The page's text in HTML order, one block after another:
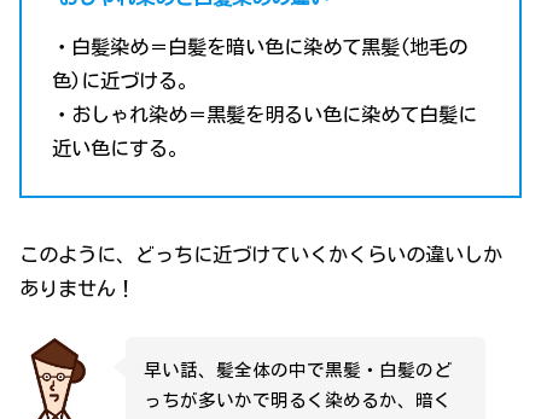
・白髪染め＝白髪を暗い色に染めて黒髪(地毛の
色)に近づける。
・おしゃれ染め＝黒髪を明るい色に染めて白髪に
近い色にする。
このように、どっちに近づけていくかくらいの違いしか
ありません！
早い話、髪全体の中で黒髪・白髪のど
っちが多いかで明るく染めるか、暗く